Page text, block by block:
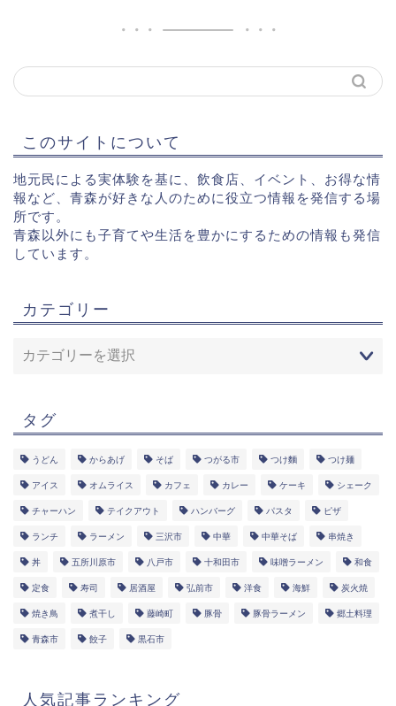
このサイトについて
地元民による実体験を基に、飲食店、イベント、お得な情
報など、青森が好きな人のために役立つ情報を発信する場
所です。
青森以外にも子育てや生活を豊かにするための情報も発信
しています。
カテゴリー
タグ
うどん からあげ そば つがる市 つけ麵 つけ麺
アイス オムライス カフェ カレー ケーキ シェーク
チャーハン テイクアウト ハンバーグ パスタ ピザ
ランチ ラーメン 三沢市 中華 中華そば 串焼き
丼 五所川原市 八戸市 十和田市 味噌ラーメン 和食
定食 寿司 居酒屋 弘前市 洋食 海鮮 炭火焼
焼き鳥 煮干し 藤崎町 豚骨 豚骨ラーメン 郷土料理
青森市 餃子 黒石市
人気記事ランキング